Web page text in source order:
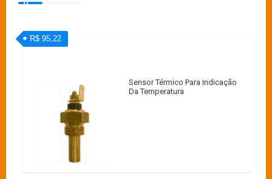
Sensor Térmico Para Indicação
Da Temperatura
R$ 95,22